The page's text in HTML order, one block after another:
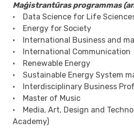
Maģistrantūras programmas
• Data Science for Life
• Energy for Society
• International Business and
• International Communication
• Renewable Energy
• Sustainable Energy System
• Interdisciplinary Business
• Master of Music
• Media, Art, Design and
Academy)